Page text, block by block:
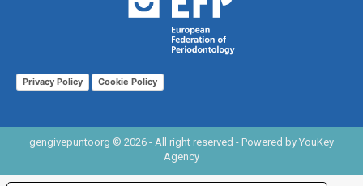
Privacy Policy Cookie Policy
gengivepuntoorg © 2026 - All right reserved - Powered by YouKey
Agency